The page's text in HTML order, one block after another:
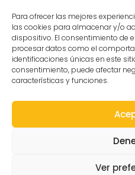
Para ofrecer las mejores
las cookies para almacenar y/o
dispositivo. El consentimiento de
procesar datos como el
identificaciones únicas en este
consentimiento, puede afectar
características y funciones.
Ver
C/
37008-